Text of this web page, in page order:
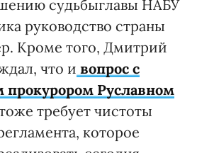
судьбыглавы НАБУ
руководство страны
Кроме того, Дмитрий
что и вопрос с
прокурором Руславном
требует чистоты
которое